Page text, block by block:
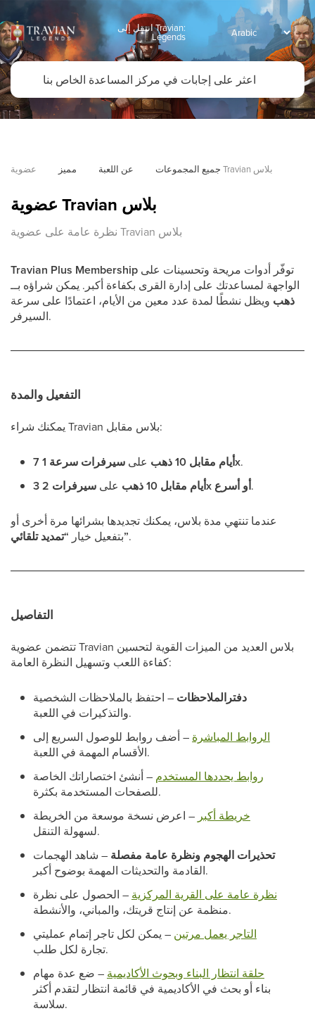
انتقل إلى Travian:
Legends
جميع المجموعات عن اللعبة مميز عضوية Travian بلاس
عضوية Travian بلاس
نظرة عامة على عضوية Travian بلاس
Travian Plus Membership توفّر أدوات مريحة وتحسينات على
الواجهة لمساعدتك على إدارة القرى بكفاءة أكبر. يمكن شراؤه بــ
ذهب ويظل نشطًا لمدة عدد معين من الأيام، اعتمادًا على سرعة
السيرفر.
التفعيل والمدة
يمكنك شراء Travian بلاس مقابل:
7 أيام مقابل 10 ذهب على سيرفرات سرعة 1x.
3 أيام مقابل 10 ذهب على سيرفرات 2x أو أسرع.
عندما تنتهي مدة بلاس، يمكنك تجديدها بشرائها مرة أخرى أو
بتفعيل خيار“تمديد تلقائي”.
التفاصيل
تتضمن عضوية Travian بلاس العديد من الميزات القوية لتحسين
كفاءة اللعب وتسهيل النظرة العامة:
دفترالملاحظات – احتفظ بالملاحظات الشخصية
والتذكيرات في اللعبة.
الروابط المباشرة – أضف روابط للوصول السريع إلى
الأقسام المهمة في اللعبة.
روابط يحددها المستخدم – أنشئ اختصاراتك الخاصة
للصفحات المستخدمة بكثرة.
خريطة أكبر – اعرض نسخة موسعة من الخريطة
لسهولة التنقل.
تحذيرات الهجوم ونظرة عامة مفصلة – شاهد الهجمات
القادمة والتحديثات المهمة بوضوح أكبر.
نظرة عامة على القرية المركزية – الحصول على نظرة
منظمة عن إنتاج قريتك، والمباني، والأنشطة.
التاجر يعمل مرتين – يمكن لكل تاجر إتمام عمليتي
تجارة لكل طلب.
حلقة انتظار البناء وبحوث الأكاديمية – ضع عدة مهام
بناء أو بحث في الأكاديمية في قائمة انتظار لتقدم أكثر
سلاسة.